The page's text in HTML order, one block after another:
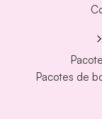
Pacotes de